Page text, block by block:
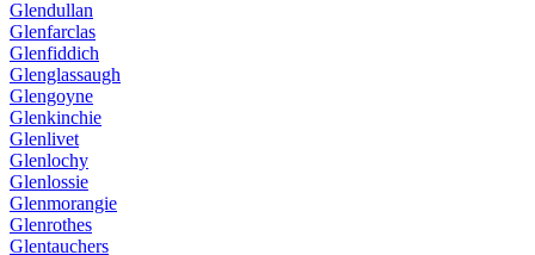
Glendullan
Glenfarclas
Glenfiddich
Glenglassaugh
Glengoyne
Glenkinchie
Glenlivet
Glenlochy
Glenlossie
Glenmorangie
Glenrothes
Glentauchers